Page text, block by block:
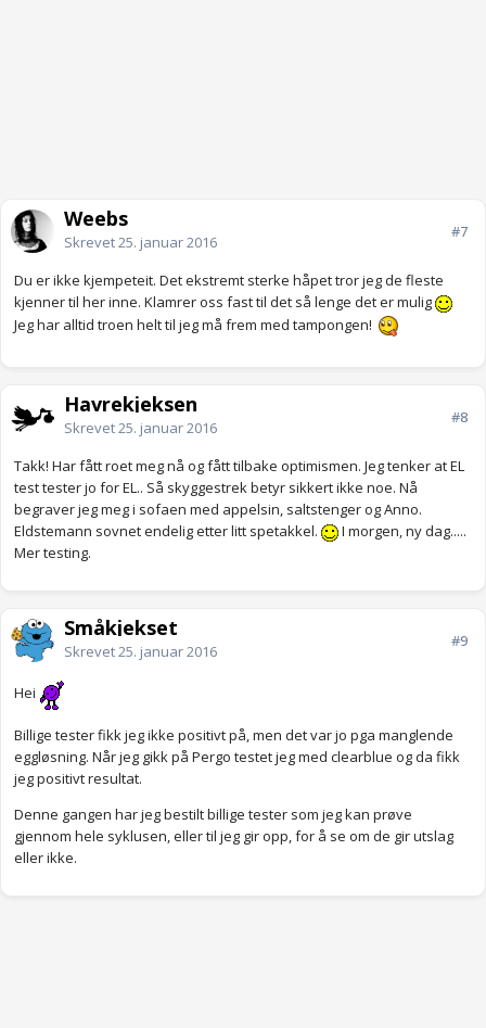
Weebs
Skrevet25. januar 2016
#7
Du er ikke kjempeteit. Det ekstremt sterke håpet tror jeg de fleste
kjenner til her inne. Klamrer oss fast til det så lenge det er mulig
Jeg har alltid troen helt til jeg må frem med tampongen!
Havrekjeksen
Skrevet25. januar 2016
#8
Takk! Har fått roet meg nå og fått tilbake optimismen. Jeg tenker at EL
test tester jo for EL.. Så skyggestrek betyr sikkert ikke noe. Nå
begraver jeg meg i sofaen med appelsin, saltstenger og Anno.
Eldstemann sovnet endelig etter litt spetakkel.
I morgen, ny dag.....
Mer testing.
Småkjekset
Skrevet25. januar 2016
#9
Hei
Billige tester fikk jeg ikke positivt på, men det var jo pga manglende
eggløsning. Når jeg gikk på Pergo testet jeg med clearblue og da fikk
jeg positivt resultat.
Denne gangen har jeg bestilt billige tester som jeg kan prøve
gjennom hele syklusen, eller til jeg gir opp, for å se om de gir utslag
eller ikke.